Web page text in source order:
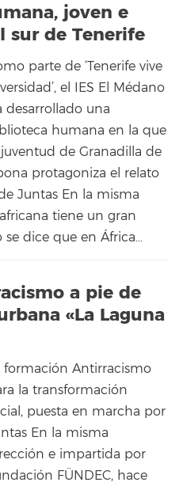
joven e
de Tenerife
parte de ‘Tenerife vive
el IES El Médano
desarrollado una
humana en la que
de Granadilla de
protagoniza el relato
Juntas En la misma
tiene un gran
se dice que en África…
a pie de
«La Laguna
formación Antirracismo
la transformación
puesta en marcha por
En la misma
e impartida por
FÜNDEC, hace